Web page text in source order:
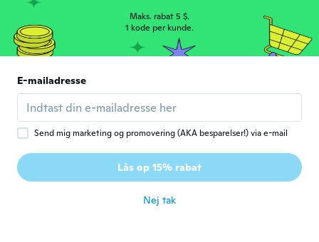
G
Very happy and satisfied
Jean Pierre
Tilmeldt 2017 · 25 anmeldelser · 1 overførsler
for ca. 5 år siden
Maks. rabat 5 $.
1 kode per kunde.
E-mailadresse
Send mig marketing og promovering (AKA besparelser!) via e-mail
Lås op 15% rabat
Nej tak